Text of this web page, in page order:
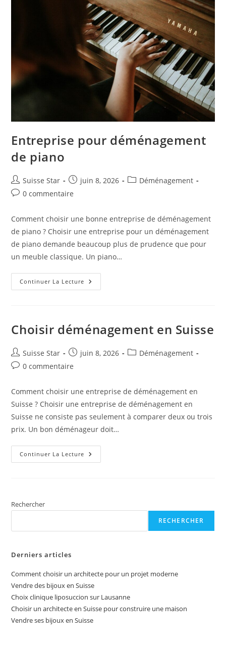
Entreprise pour déménagement
de piano
Auteur/autrice
de
Suisse Star
Publication
publiée :
juin 8, 2026
PostDéménagement
Commentaires
publication :
0 commentaire
Comment choisir une bonne entreprise de déménagement
de piano ? Choisir une entreprise pour un déménagement
de piano demande beaucoup plus de prudence que pour
un meuble classique. Un piano…
Continuer La Lecture Entreprise
Pour
Choisir déménagement en Suisse
Auteur/autrice
de
Suisse Star
Publication
publiée :
juin 8, 2026
PostDéménagement
Commentaires
publication :
0 commentaire
Comment choisir une entreprise de déménagement en
Suisse ? Choisir une entreprise de déménagement en
Suisse ne consiste pas seulement à comparer deux ou trois
prix. Un bon déménageur doit…
Continuer La Lecture Choisir
Déménagement
Rechercher
RECHERCHER
Derniers articles
Comment choisir un architecte pour un projet moderne
Vendre des bijoux en Suisse
Choix clinique liposuccion sur Lausanne
Choisir un architecte en Suisse pour construire une maison
Vendre ses bijoux en Suisse